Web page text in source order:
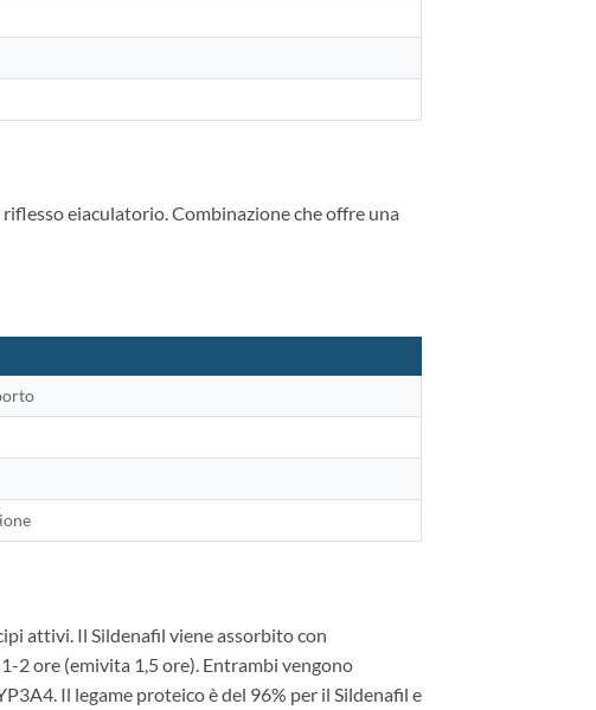
riflesso eiaculatorio. Combinazione che offre una
attivi. Il Sildenafil viene assorbito con
2 ore (emivita 1,5 ore). Entrambi vengono
Il legame proteico è del 96% per il Sildenafil e